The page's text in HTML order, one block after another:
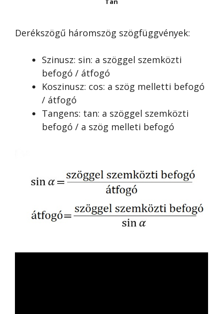
Derékszögű háromszög szögfüggvények:
Szinusz: sin: a szöggel szemközti
befogó / átfogó
Koszinusz: cos: a szög melletti befogó
/ átfogó
Tangens: tan: a szöggel szemközti
befogó / a szög melleti befogó